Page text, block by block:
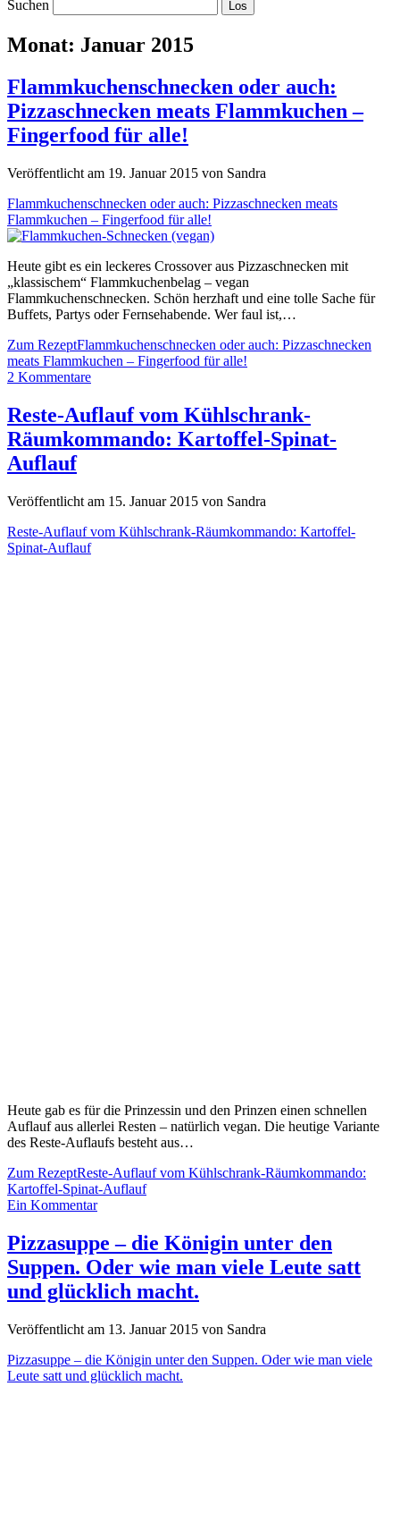
Suchen
Monat: Januar 2015
Flammkuchenschnecken oder auch:
Pizzaschnecken meats Flammkuchen –
Fingerfood für alle!
Veröffentlicht am 19. Januar 2015 von Sandra
Flammkuchenschnecken oder auch: Pizzaschnecken meats
Flammkuchen – Fingerfood für alle!
Heute gibt es ein leckeres Crossover aus Pizzaschnecken mit
„klassischem“ Flammkuchenbelag – vegan
Flammkuchenschnecken. Schön herzhaft und eine tolle Sache für
Buffets, Partys oder Fernsehabende. Wer faul ist,…
Zum RezeptFlammkuchenschnecken oder auch: Pizzaschnecken
meats Flammkuchen – Fingerfood für alle!
2 Kommentare
Reste-Auflauf vom Kühlschrank-
Räumkommando: Kartoffel-Spinat-
Auflauf
Veröffentlicht am 15. Januar 2015 von Sandra
Reste-Auflauf vom Kühlschrank-Räumkommando: Kartoffel-
Spinat-Auflauf
Heute gab es für die Prinzessin und den Prinzen einen schnellen
Auflauf aus allerlei Resten – natürlich vegan. Die heutige Variante
des Reste-Auflaufs besteht aus…
Zum RezeptReste-Auflauf vom Kühlschrank-Räumkommando:
Kartoffel-Spinat-Auflauf
Ein Kommentar
Pizzasuppe – die Königin unter den
Suppen. Oder wie man viele Leute satt
und glücklich macht.
Veröffentlicht am 13. Januar 2015 von Sandra
Pizzasuppe – die Königin unter den Suppen. Oder wie man viele
Leute satt und glücklich macht.